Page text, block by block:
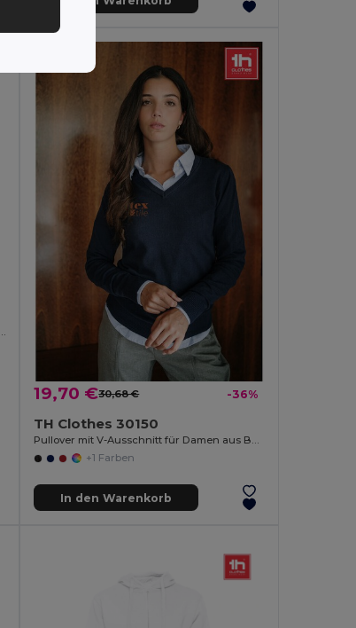
19,70 €30,68 € -36%
TH Clothes 30150
Pullover mit V-Ausschnitt für Damen aus Baumwolle und Polyamid
+1 Farben
In den Warenkorb